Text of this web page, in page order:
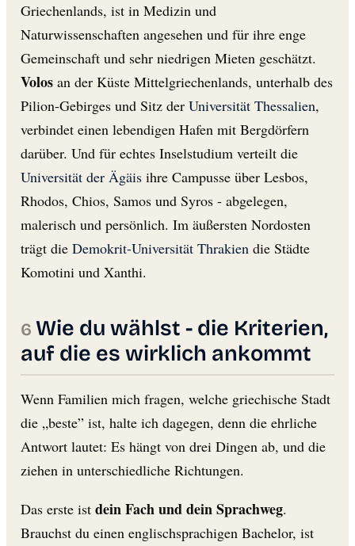
Griechenlands, ist in Medizin und
Naturwissenschaften angesehen und für ihre enge
Gemeinschaft und sehr niedrigen Mieten geschätzt.
Volos an der Küste Mittelgriechenlands, unterhalb des
Pilion-Gebirges und Sitz der Universität Thessalien,
verbindet einen lebendigen Hafen mit Bergdörfern
darüber. Und für echtes Inselstudium verteilt die
Universität der Ägäis ihre Campusse über Lesbos,
Rhodos, Chios, Samos und Syros - abgelegen,
malerisch und persönlich. Im äußersten Nordosten
trägt die Demokrit-Universität Thrakien die Städte
Komotini und Xanthi.
Wie du wählst - die Kriterien,
auf die es wirklich ankommt
Wenn Familien mich fragen, welche griechische Stadt
die „beste” ist, halte ich dagegen, denn die ehrliche
Antwort lautet: Es hängt von drei Dingen ab, und die
ziehen in unterschiedliche Richtungen.
Das erste ist dein Fach und dein Sprachweg.
Brauchst du einen englischsprachigen Bachelor, ist